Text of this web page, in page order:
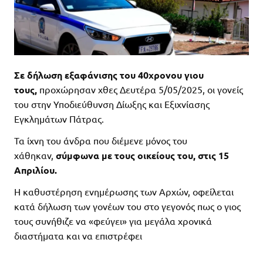
Σε δήλωση εξαφάνισης του 40χρονου γιου
τους, προχώρησαν χθες Δευτέρα 5/05/2025, οι γονείς
του στην Υποδιεύθυνση Δίωξης και Εξιχνίασης
Εγκλημάτων Πάτρας.
Τα ίχνη του άνδρα που διέμενε μόνος του
χάθηκαν, σύμφωνα με τους οικείους του, στις 15
Απριλίου.
H καθυστέρηση ενημέρωσης των Αρχών, οφείλεται
κατά δήλωση των γονέων του στο γεγονός πως ο γιος
τους συνήθιζε να «φεύγει» για μεγάλα χρονικά
διαστήματα και να επιστρέφει